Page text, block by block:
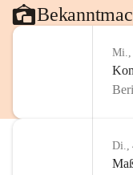
Mi.,
Di.,